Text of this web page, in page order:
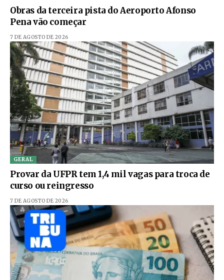
Obras da terceira pista do Aeroporto Afonso
Pena vão começar
7 DE AGOSTO DE 2026
GERAL
Provar da UFPR tem 1,4 mil vagas para troca de
curso ou reingresso
7 DE AGOSTO DE 2026